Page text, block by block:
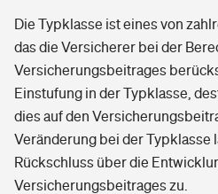
Die Typklasse ist eines von
das die Versicherer bei der
Versicherungsbeitrages
Einstufung in der Typklasse,
dies auf den
Veränderung bei der Typklasse
Rückschluss über die
Versicherungsbeitrages zu.